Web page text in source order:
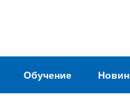
Обучение